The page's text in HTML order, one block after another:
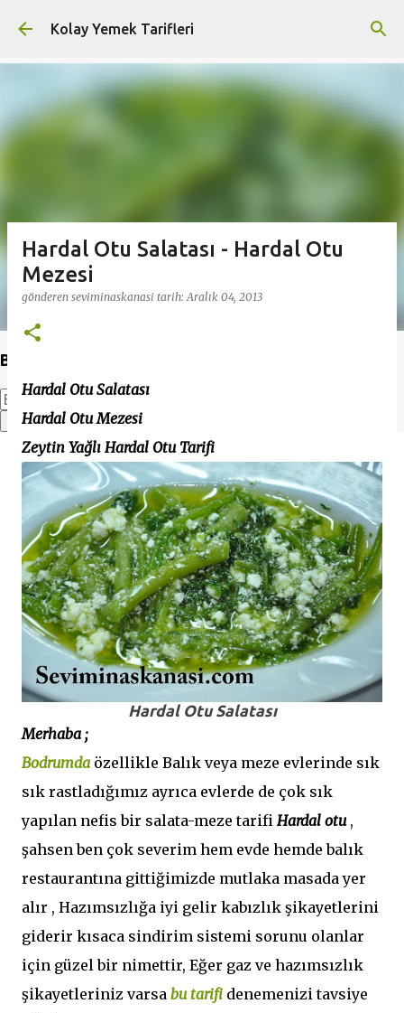
Ana içeriğe atla
Kolay Yemek Tarifleri
Bu Blogda Ara
Hardal Otu Salatası - Hardal Otu
Mezesi
gönderen seviminaskanasi tarih:Aralık 04, 2013
Hardal Otu Salatası
Hardal Otu Mezesi
Zeytin Yağlı Hardal Otu Tarifi
Hardal Otu Salatası
Merhaba ;
Bodrumda özellikle Balık veya meze evlerinde sık
sık rastladığımız ayrıca evlerde de çok sık
yapılan nefis bir salata-meze tarifi Hardal otu,
şahsen ben çok severim hem evde hemde balık
restaurantına gittiğimizde mutlaka masada yer
alır , Hazımsızlığa iyi gelir kabızlık şikayetlerini
giderir kısaca sindirim sistemi sorunu olanlar
için güzel bir nimettir, Eğer gaz ve hazımsızlık
şikayetleriniz varsa bu tarifi denemenizi tavsiye